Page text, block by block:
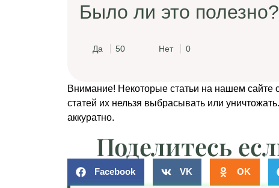
Было ли это полезно?
Да 50 Нет 0
Внимание! Некоторые статьи на нашем
статей их нельзя выбрасывать или
аккуратно.
Поделитесь
Facebook VK OK